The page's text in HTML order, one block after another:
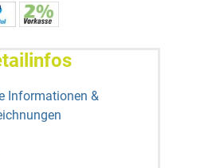
Informationen &